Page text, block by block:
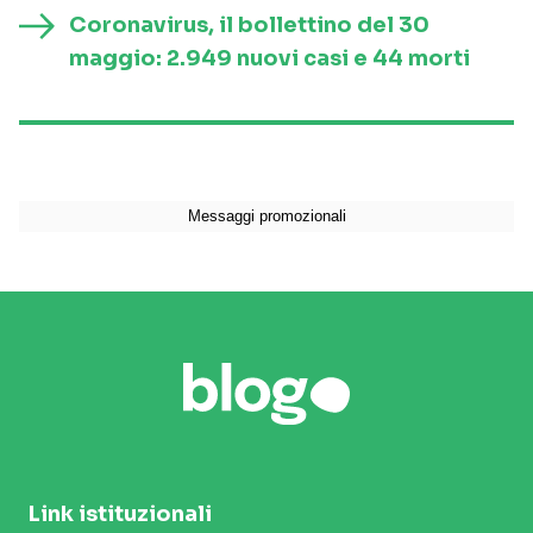
Coronavirus, il bollettino del 30
maggio: 2.949 nuovi casi e 44 morti
Link istituzionali